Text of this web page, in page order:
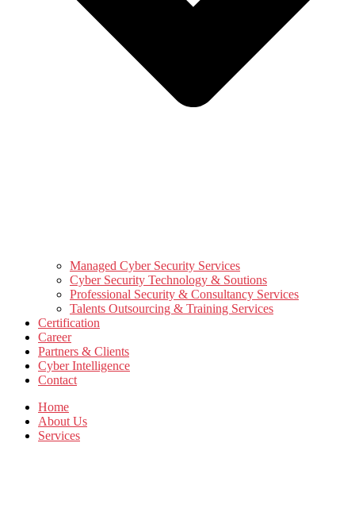
Managed Cyber Security Services
Cyber Security Technology & Soutions
Professional Security & Consultancy Services
Talents Outsourcing & Training Services
Certification
Career
Partners & Clients
Cyber Intelligence
Contact
Home
About Us
Services